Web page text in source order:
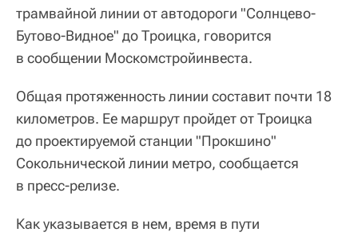
трамвайной линии от автодороги "Солнцево-
Бутово-Видное" до Троицка, говорится
в сообщении Москомстройинвеста.
Общая протяженность линии составит почти 18
километров. Ее маршрут пройдет от Троицка
до проектируемой станции "Прокшино"
Сокольнической линии метро, сообщается
в пресс-релизе.
Как указывается в нем, время в пути